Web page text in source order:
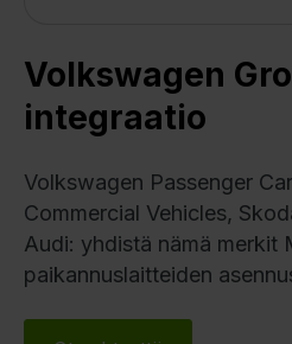
Volkswagen
integraatio
Volkswagen Passenger
Commercial Vehicles,
Audi: yhdistä nämä merkit
paikannuslaitteiden